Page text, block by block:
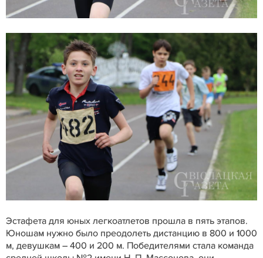
Эстафета для юных легкоатлетов прошла в пять этапов.
Юношам нужно было преодолеть дистанцию в 800 и 1000
м, девушкам – 400 и 200 м. Победителями стала команда